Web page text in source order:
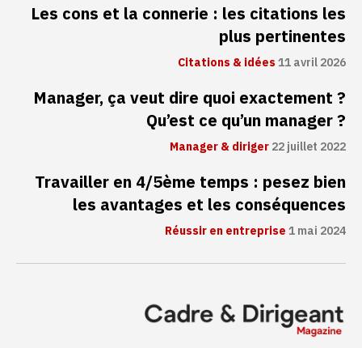
Les cons et la connerie : les citations les
plus pertinentes
Citations & idées11 avril 2026
Manager, ça veut dire quoi exactement ?
Qu’est ce qu’un manager ?
Manager & diriger22 juillet 2022
Travailler en 4/5ème temps : pesez bien
les avantages et les conséquences
Réussir en entreprise1 mai 2024